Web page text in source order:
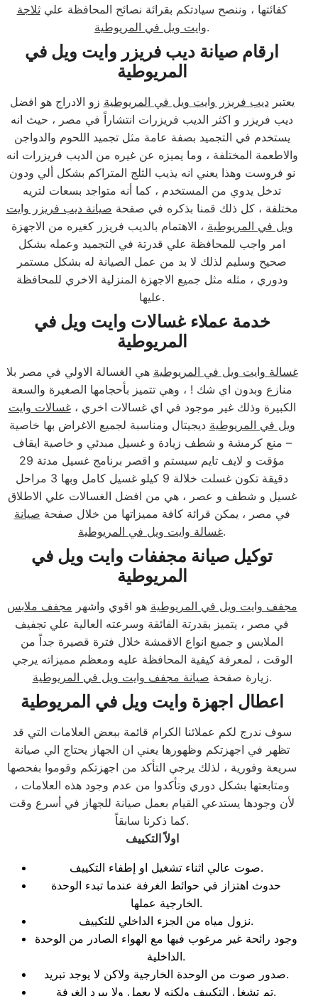
كفائتها ، وننصح سيادتكم بقرائة نصائح المحافظة عليثلاجة
وايت ويل في المريوطية.
ارقام صيانة ديب فريزر وايت ويل في
المريوطية
يعتبرديب فريزر وايت ويل في المريوطية زو الادراج هو افضل
ديب فريزر و اكثر الديب فريزرات انتشاراً في مصر ، حيث انه
يستخدم في التجميد بصفة عامة مثل تجميد اللحوم والدواجن
والاطعمة المختلفة ، وما يميزه عن غيره من الديب فريزرات انه
نو فروست وهذا يعني انه يذيب الثلج المتراكم بشكل ألي ودون
تدخل يدوي من المستخدم ، كما أنه متواجد بسعات لتريه
مختلفة ، كل ذلك قمنا بذكره في صفحة صيانة ديب فريزر وايت
ويل في المريوطية ، الاهتمام بالديب فريزر كغيره من الاجهزة
امر واجب للمحافظة علي قدرتة في التجميد وعمله بشكل
صحيح وسليم لذلك لا بد من عمل الصيانة له بشكل مستمر
ودوري ، مثله مثل جميع الاجهزة المنزلية الاخري للمحافظة
عليها.
خدمة عملاء غسالات وايت ويل في
المريوطية
غسالة وايت ويل في المريوطية هي الغسالة الاولي في مصر بلا
منازع وبدون اي شك ! ، وهي تتميز بأحجامها الصغيرة والسعة
الكبيرة وذلك غير موجود في اي غسالات اخري ،غسالات وايت
ويل في المريوطية ديجيتال ومناسبة لجميع الاغراض بها خاصية
– منع كرمشة و شطف زيادة و غسيل مبدئي و خاصية ايقاف
مؤقت و لايف تايم سيستم و اقصر برنامج غسيل مدتة 29
دقيقة تكون غسلت خلالة 9 كيلو غسيل كامل وبها 3 مراحل
غسيل و شطف و عصر ، هي من افضل الغسالات علي الاطلاق
في مصر ، يمكن قرائة كافة مميزاتها من خلال صفحة صيانة
غسالة وايت ويل في المريوطية.
توكيل صيانة مجففات وايت ويل في
المريوطية
مجفف وايت ويل في المريوطية هو اقوي واشهر مجفف ملابس
في مصر ، يتميز بقدرتة الفائقة وسرعته العالية علي تجفيف
الملابس و جميع انواع الاقمشة خلال فترة قصيرة جداً من
الوقت ، لمعرفة كيفية المحافظة عليه ومعظم مميزاته يرجي
زيارة صفحة صيانة مجفف وايت ويل في المريوطية .
اعطال اجهزة وايت ويل في المريوطية
سوف ندرج لكم عملائنا الكرام قائمة ببعض العلامات التي قد
تظهر في اجهزتكم وظهورها يعني ان الجهاز يحتاج الي صيانة
سريعة وفورية ، لذلك يرجي التأكد من اجهزتكم وقوموا بفحصها
ومتابعتها بشكل دوري وتأكدوا من عدم وجود هذه العلامات ،
لأن وجودها يستدعي القيام بعمل صيانة للجهاز في أسرع وقت
كما ذكرنا سابقاً.
اولاً التكييف
صوت عالي اثناء تشغيل او إطفاء التكييف.
حدوث اهتزاز في حوائط الغرفة عندما تبدء الوحدة
الخارجية عملها.
نزول مياه من الجزء الداخلي للتكييف.
وجود رائحة غير مرغوب فيها مع الهواء الصادر من الوحدة
الداخلية.
صدور صوت من الوحدة الخارجية ولاكن لا يوجد تبريد.
تم تشغل التكييف ولكنه لا يعمل ولا يبرد الغرفة.